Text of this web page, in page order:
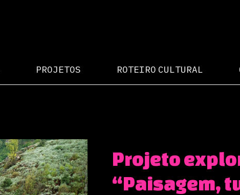
PROJETOS ROTEIRO CULTURAL
Projeto
“Paisagem,